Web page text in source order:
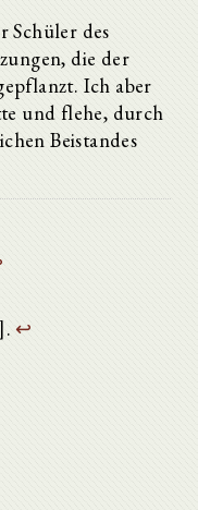
Schüler des
die der
Ich aber
und flehe, durch
Beistandes
↩